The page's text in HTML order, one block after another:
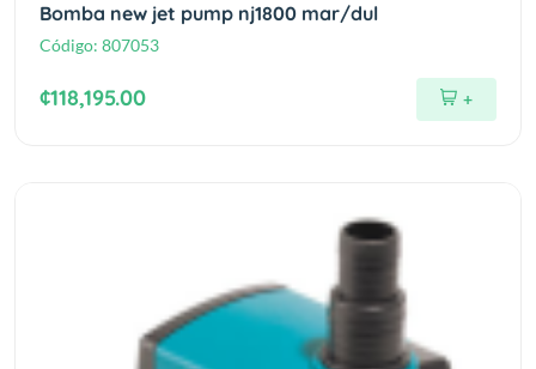
Bomba new jet pump nj1800 mar/dul
Código: 807053
¢118,195.00 +